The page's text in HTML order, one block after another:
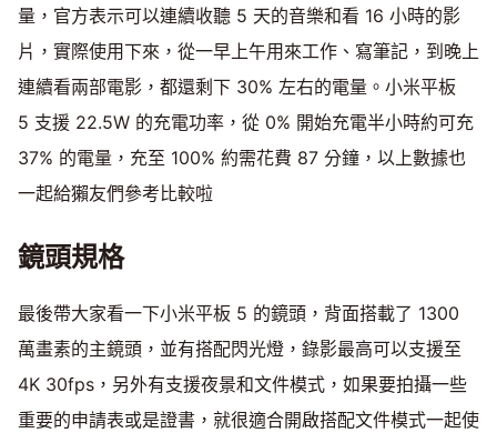
量，官方表示可以連續收聽 5 天的音樂和看 16 小時的影
片，實際使用下來，從一早上午用來工作、寫筆記，到晚上
連續看兩部電影，都還剩下 30% 左右的電量。小米平板
5 支援 22.5W 的充電功率，從 0% 開始充電半小時約可充
37% 的電量，充至 100% 約需花費 87 分鐘，以上數據也
一起給獺友們參考比較啦
鏡頭規格
最後帶大家看一下小米平板 5 的鏡頭，背面搭載了 1300
萬畫素的主鏡頭，並有搭配閃光燈，錄影最高可以支援至
4K 30fps，另外有支援夜景和文件模式，如果要拍攝一些
重要的申請表或是證書，就很適合開啟搭配文件模式一起使